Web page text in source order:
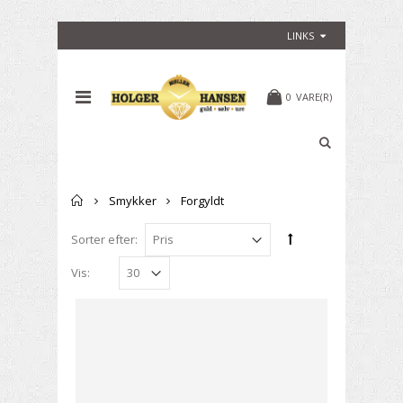
LINKS
0 VARE(R)
Forside
Smykker Forgyldt
Sorter efter:
Vis: